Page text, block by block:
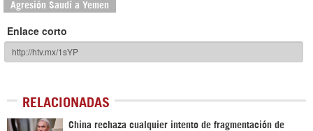
Agresión Saudí a Yemen
Enlace corto
RELACIONADAS
China rechaza cualquier intento de fragmentación de